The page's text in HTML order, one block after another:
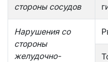
стороны сосудов
Нарушения со
стороны
желудочно-